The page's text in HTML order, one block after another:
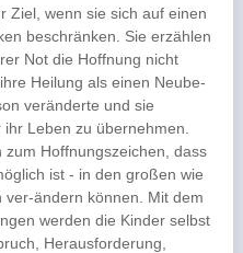
Ziel, wenn sie sich auf einen
beschränken. Sie erzählen
Not die Hoffnung nicht
Heilung als einen Neube-
veränderte und sie
Leben zu übernehmen.
Hoffnungszeichen, dass
ist - in den großen wie
ver-ändern können. Mit dem
werden die Kinder selbst
Herausforderung,